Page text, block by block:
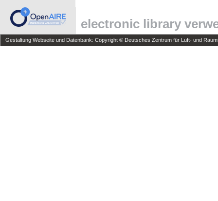
electronic library
Gestaltung Webseite und Datenbank: Copyright © Deutsches Zentrum für Luft- und